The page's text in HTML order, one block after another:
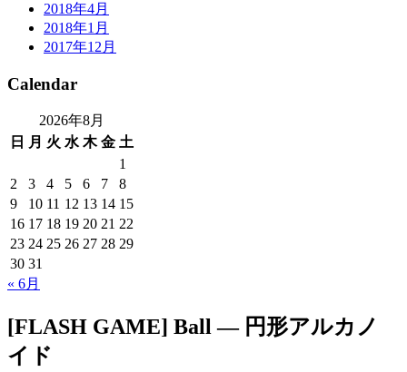
2018年4月
2018年1月
2017年12月
Calendar
2026年8月
日
月 火 水 木 金 土
1
2
3 4 5 6 7
8
9
10 11 12 13 14 15
16 17 18 19 20 21 22
23 24 25 26 27 28 29
30 31
« 6月
[FLASH GAME] Ball — 円形アルカノ
イド